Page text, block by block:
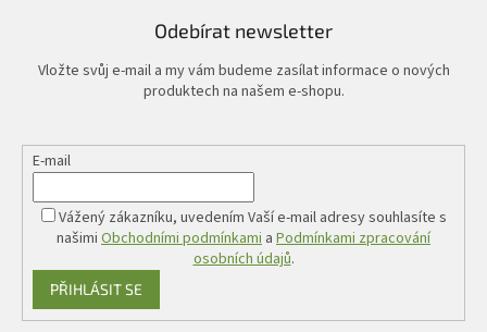
Odebírat newsletter
Vložte svůj e-mail a my vám budeme zasílat informace o nových
produktech na našem e-shopu.
E-mail
Vážený zákazníku, uvedením Vaší e-mail adresy souhlasíte s
našimi Obchodními podmínkami a Podmínkami zpracování
osobních údajů.
PŘIHLÁSIT SE